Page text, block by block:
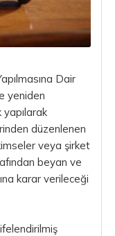
Dair
yeniden
düzenlenen
veya şirket
beyan ve
karar verileceği